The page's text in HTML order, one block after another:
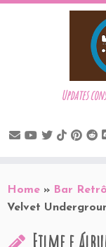
to
content
Updates
Home » Bar Retrô
Velvet